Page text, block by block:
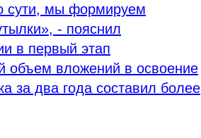
сути, мы формируем
- пояснил
в первый этап
объем вложений в освоение
за два года составил более